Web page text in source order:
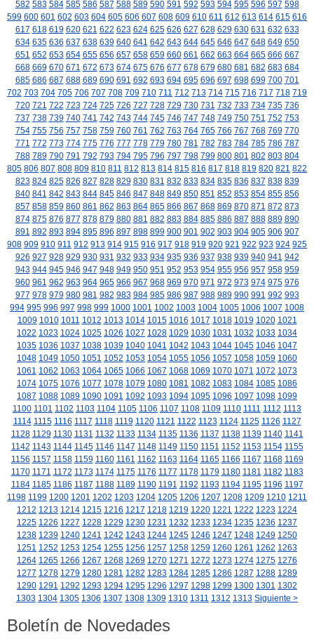
582 583 584 585 586 587 588 589 590 591 592 593 594 595 596 597 598
599 600 601 602 603 604 605 606 607 608 609 610 611 612 613 614 615 616
617 618 619 620 621 622 623 624 625 626 627 628 629 630 631 632 633
634 635 636 637 638 639 640 641 642 643 644 645 646 647 648 649 650
651 652 653 654 655 656 657 658 659 660 661 662 663 664 665 666 667
668 669 670 671 672 673 674 675 676 677 678 679 680 681 682 683 684
685 686 687 688 689 690 691 692 693 694 695 696 697 698 699 700 701
702 703 704 705 706 707 708 709 710 711 712 713 714 715 716 717 718 719
720 721 722 723 724 725 726 727 728 729 730 731 732 733 734 735 736
737 738 739 740 741 742 743 744 745 746 747 748 749 750 751 752 753
754 755 756 757 758 759 760 761 762 763 764 765 766 767 768 769 770
771 772 773 774 775 776 777 778 779 780 781 782 783 784 785 786 787
788 789 790 791 792 793 794 795 796 797 798 799 800 801 802 803 804
805 806 807 808 809 810 811 812 813 814 815 816 817 818 819 820 821 822
823 824 825 826 827 828 829 830 831 832 833 834 835 836 837 838 839
840 841 842 843 844 845 846 847 848 849 850 851 852 853 854 855 856
857 858 859 860 861 862 863 864 865 866 867 868 869 870 871 872 873
874 875 876 877 878 879 880 881 882 883 884 885 886 887 888 889 890
891 892 893 894 895 896 897 898 899 900 901 902 903 904 905 906 907
908 909 910 911 912 913 914 915 916 917 918 919 920 921 922 923 924 925
926 927 928 929 930 931 932 933 934 935 936 937 938 939 940 941 942
943 944 945 946 947 948 949 950 951 952 953 954 955 956 957 958 959
960 961 962 963 964 965 966 967 968 969 970 971 972 973 974 975 976
977 978 979 980 981 982 983 984 985 986 987 988 989 990 991 992 993
994 995 996 997 998 999 1000 1001 1002 1003 1004 1005 1006 1007 1008
1009 1010 1011 1012 1013 1014 1015 1016 1017 1018 1019 1020 1021
1022 1023 1024 1025 1026 1027 1028 1029 1030 1031 1032 1033 1034
1035 1036 1037 1038 1039 1040 1041 1042 1043 1044 1045 1046 1047
1048 1049 1050 1051 1052 1053 1054 1055 1056 1057 1058 1059 1060
1061 1062 1063 1064 1065 1066 1067 1068 1069 1070 1071 1072 1073
1074 1075 1076 1077 1078 1079 1080 1081 1082 1083 1084 1085 1086
1087 1088 1089 1090 1091 1092 1093 1094 1095 1096 1097 1098 1099
1100 1101 1102 1103 1104 1105 1106 1107 1108 1109 1110 1111 1112 1113
1114 1115 1116 1117 1118 1119 1120 1121 1122 1123 1124 1125 1126 1127
1128 1129 1130 1131 1132 1133 1134 1135 1136 1137 1138 1139 1140 1141
1142 1143 1144 1145 1146 1147 1148 1149 1150 1151 1152 1153 1154 1155
1156 1157 1158 1159 1160 1161 1162 1163 1164 1165 1166 1167 1168 1169
1170 1171 1172 1173 1174 1175 1176 1177 1178 1179 1180 1181 1182 1183
1184 1185 1186 1187 1188 1189 1190 1191 1192 1193 1194 1195 1196 1197
1198 1199 1200 1201 1202 1203 1204 1205 1206 1207 1208 1209 1210 1211
1212 1213 1214 1215 1216 1217 1218 1219 1220 1221 1222 1223 1224
1225 1226 1227 1228 1229 1230 1231 1232 1233 1234 1235 1236 1237
1238 1239 1240 1241 1242 1243 1244 1245 1246 1247 1248 1249 1250
1251 1252 1253 1254 1255 1256 1257 1258 1259 1260 1261 1262 1263
1264 1265 1266 1267 1268 1269 1270 1271 1272 1273 1274 1275 1276
1277 1278 1279 1280 1281 1282 1283 1284 1285 1286 1287 1288 1289
1290 1291 1292 1293 1294 1295 1296 1297 1298 1299 1300 1301 1302
1303 1304 1305 1306 1307 1308 1309 1310 1311 1312 1313 Siguiente >
Boletín de Novedades